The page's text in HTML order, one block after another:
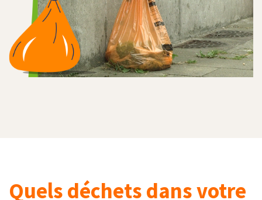
Quels déchets dans votre